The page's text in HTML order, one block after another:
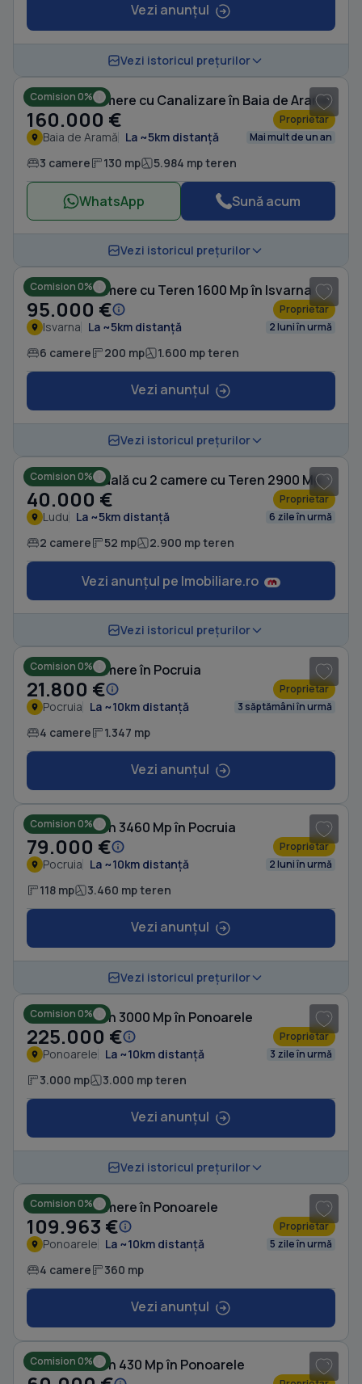
Vezi anunțul
Vezi istoricul prețurilor
Comision 0%
Casă cu 3 camere cu Canalizare în Baia de Aramă
160.000 € Proprietar
Baia de Aramă La ~5km distanță Mai mult de un an
3 camere 130 mp 5.984 mp teren
WhatsApp Sună acum
Vezi istoricul prețurilor
Comision 0%
Casă cu 6 camere cu Teren 1600 Mp în Isvarna
95.000 € Proprietar
Isvarna La ~5km distanță 2 luni în urmă
6 camere 200 mp 1.600 mp teren
Vezi anunțul
Vezi istoricul prețurilor
Comision 0% Casă individuală cu 2 camere cu Teren 2900 Mp în Ludu
40.000 € Proprietar
Ludu La ~5km distanță 6 zile în urmă
2 camere 52 mp 2.900 mp teren
Vezi anunțul pe Imobiliare.ro
Vezi istoricul prețurilor
Comision 0%
Casă cu 4 camere în Pocruia
21.800 € Proprietar
Pocruia La ~10km distanță 3 săptămâni în urmă
4 camere 1.347 mp
Vezi anunțul
Comision 0%
Casă cu Teren 3460 Mp în Pocruia
79.000 € Proprietar
Pocruia La ~10km distanță 2 luni în urmă
118 mp 3.460 mp teren
Vezi anunțul
Vezi istoricul prețurilor
Comision 0%
Casă cu Teren 3000 Mp în Ponoarele
225.000 € Proprietar
Ponoarele La ~10km distanță 3 zile în urmă
3.000 mp 3.000 mp teren
Vezi anunțul
Vezi istoricul prețurilor
Comision 0%
Casă cu 4 camere în Ponoarele
109.963 € Proprietar
Ponoarele La ~10km distanță 5 zile în urmă
4 camere 360 mp
Vezi anunțul
Comision 0%
Casă cu Teren 430 Mp în Ponoarele